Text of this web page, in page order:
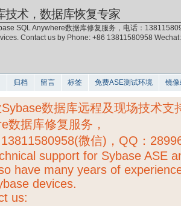
技术，数据库恢复专家
SQL Anywhere数据库修复服务，电话：
Contact us by Phone: +86 13811580958
归档 留言 标签 免费ASE测试环境 镜
数据库远程及现场技术支
数据库修复服务，
13811580958(微信)，QQ：
support for Sybase ASE
have many years of
devices.
us: